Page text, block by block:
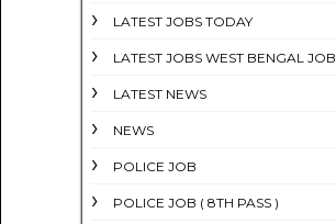
LATEST JOBS TODAY
LATEST JOBS WEST BENGAL JOB
LATEST NEWS
NEWS
POLICE JOB
POLICE JOB ( 8TH PASS )